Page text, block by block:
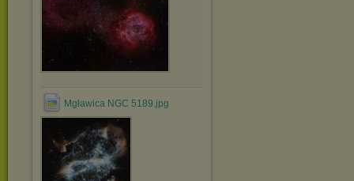
Mgławica NGC 5189.jpg